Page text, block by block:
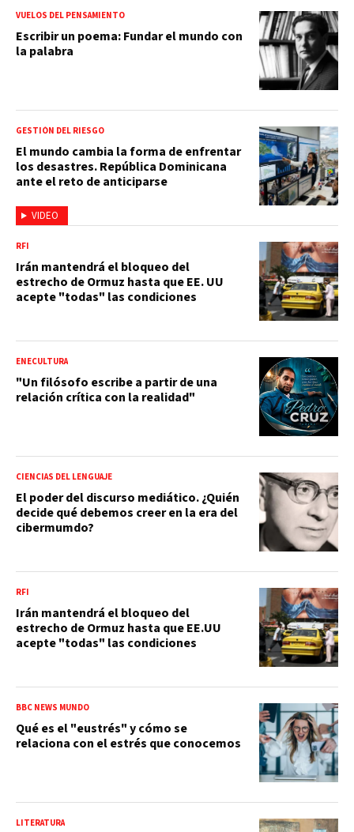
VUELOS DEL PENSAMIENTO
Escribir un poema: Fundar el mundo con
la palabra
VIDEO
GESTIÓN DEL RIESGO
El mundo cambia la forma de enfrentar
los desastres. República Dominicana
ante el reto de anticiparse
RFI
Irán mantendrá el bloqueo del
estrecho de Ormuz hasta que EE. UU
acepte "todas" las condiciones
ENECULTURA
"Un filósofo escribe a partir de una
relación crítica con la realidad"
CIENCIAS DEL LENGUAJE
El poder del discurso mediático. ¿Quién
decide qué debemos creer en la era del
cibermumdo?
RFI
Irán mantendrá el bloqueo del
estrecho de Ormuz hasta que EE.UU
acepte "todas" las condiciones
BBC NEWS MUNDO
Qué es el "eustrés" y cómo se
relaciona con el estrés que conocemos
LITERATURA